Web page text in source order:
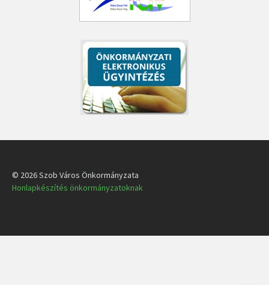
© 2026 Szob Város Önkormányzata
Honlapkészítés önkormányzatoknak